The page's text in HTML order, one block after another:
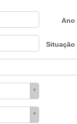
Ano
Situação